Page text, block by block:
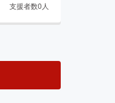
支援者数0 人